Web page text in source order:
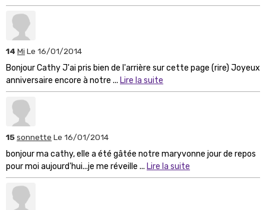
14 Mi Le 16/01/2014
Bonjour Cathy J'ai pris bien de l'arrière sur cette page (rire) Joyeux
anniversaire encore à notre ... Lire la suite
15sonnette Le 16/01/2014
bonjour ma cathy, elle a été gâtée notre maryvonne jour de repos
pour moi aujourd'hui...je me réveille ... Lire la suite